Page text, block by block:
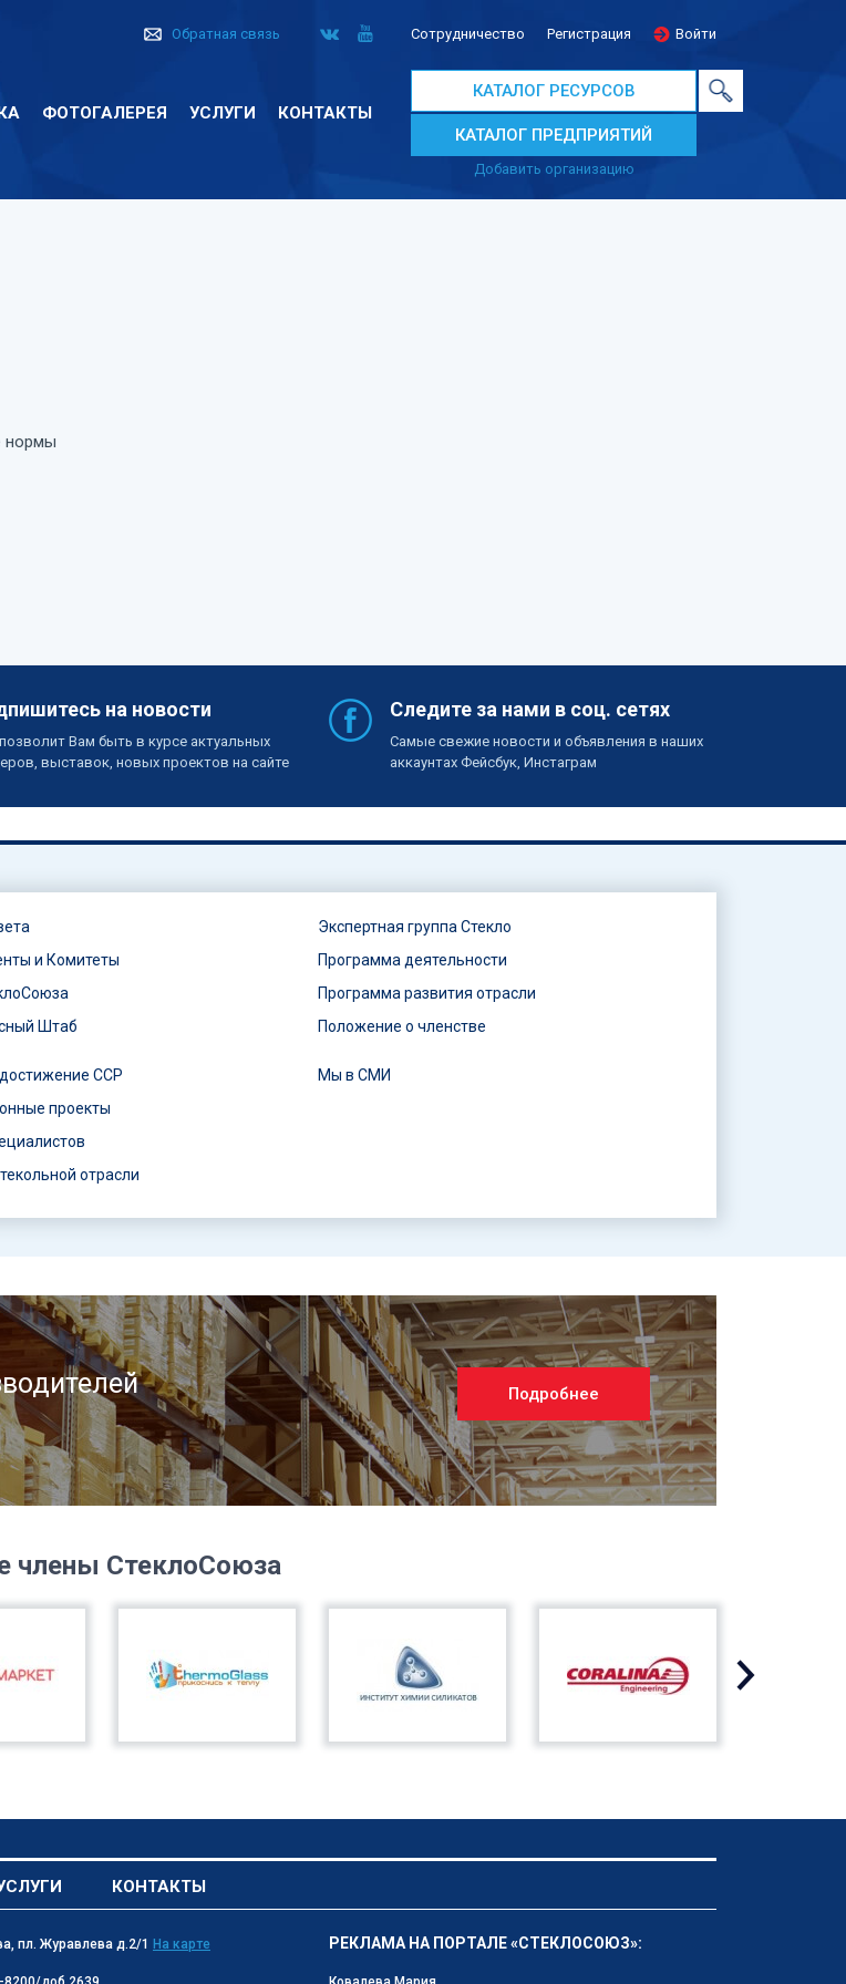
Обратная связь Сотрудничество Регистрация Войти
ФОТОГАЛЕРЕЯ УСЛУГИ КОНТАКТЫ
КАТАЛОГ РЕСУРСОВ
КАТАЛОГ ПРЕДПРИЯТИЙ
Добавить организацию
нормы
на новости
Вам быть в курсе актуальных
выставок, новых проектов на сайте
Следите за нами в соц. сетях
Самые свежие новости и объявления в наших
аккаунтах Фейсбук, Инстаграм
и Комитеты
Штаб
Экспертная группа Стекло
Программа деятельности
Программа развития отрасли
Положение о членстве
ССР
проекты
отрасли
Мы в СМИ
Подробнее
члены СтеклоСоюза
КОНТАКТЫ
пл. Журавлева д.2/1 На карте РЕКЛАМА НА ПОРТАЛЕ «СТЕКЛОСОЮЗ»: